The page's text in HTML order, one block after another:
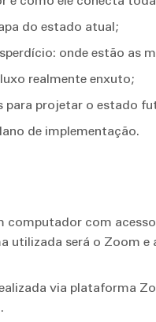
do estado atual;
onde estão as
realmente enxuto;
para projetar o estado
de implementação.
computador com
utilizada será o Zoom e
via plataforma